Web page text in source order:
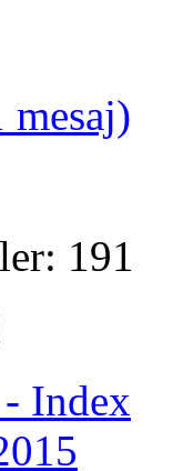
mesaj)
191
Index